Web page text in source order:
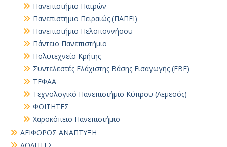
Πανεπιστήμιο Πατρών
Πανεπιστήμιο Πειραιώς (ΠΑΠΕΙ)
Πανεπιστήμιο Πελοποννήσου
Πάντειο Πανεπιστήμιο
Πολυτεχνείο Κρήτης
Συντελεστές Ελάχιστης Βάσης Εισαγωγής (ΕΒΕ)
ΤΕΦΑΑ
Τεχνολογικό Πανεπιστήμιο Κύπρου (Λεμεσός)
ΦΟΙΤΗΤΕΣ
Χαροκόπειο Πανεπιστήμιο
ΑΕΙΦΟΡΟΣ ΑΝΑΠΤΥΞΗ